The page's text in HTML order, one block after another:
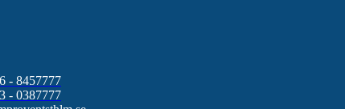
- 8457777
- 0387777